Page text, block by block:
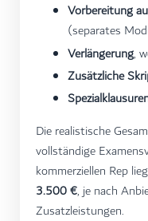
Vorbereitung
(separates
Verlängerung,
Zusätzliche
Die realistische
vollständige
kommerziellen Rep
3.500 €, je nach
Zusatzleistungen.